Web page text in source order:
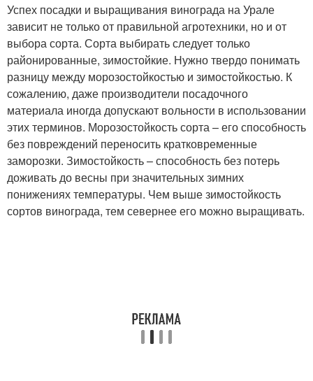
Успех посадки и выращивания винограда на Урале
зависит не только от правильной агротехники, но и от
выбора сорта. Сорта выбирать следует только
районированные, зимостойкие. Нужно твердо понимать
разницу между морозостойкостью и зимостойкостью. К
сожалению, даже производители посадочного
материала иногда допускают вольности в использовании
этих терминов. Морозостойкость сорта – его способность
без повреждений переносить кратковременные
заморозки. Зимостойкость – способность без потерь
доживать до весны при значительных зимних
понижениях температуры. Чем выше зимостойкость
сортов винограда, тем севернее его можно выращивать.